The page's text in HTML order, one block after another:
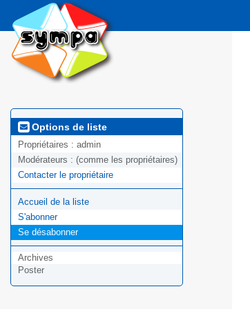
Options de liste
Propriétaires : admin
Modérateurs : (comme les propriétaires)
Contacter le propriétaire
Accueil de la liste
S'abonner
Se désabonner
Archives
Poster